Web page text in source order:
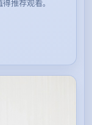
推荐观看。